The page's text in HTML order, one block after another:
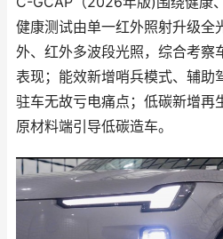
健康测试由单一红外照射升级全
外、红外多波段光照，综合考察
表现；能效新增哨兵模式、辅助
驻车无故亏电痛点；低碳新增再
原材料端引导低碳造车。